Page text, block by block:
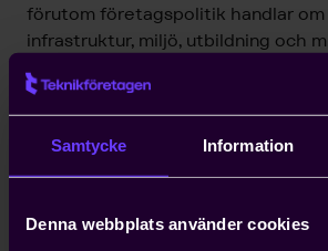
Samtycke Information
Denna webbplats använder cookies
förutom företagspolitik handlar
infrastruktur, miljö, utbildning och
poddavsnittet berättar han mer om
framtidens industripolitik och vi
valkampanj i Industrikampen 2017
sloganen ”Tillsammans får vi
Gäster